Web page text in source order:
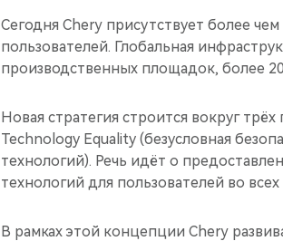
Сегодня Chery присутствует более
пользователей. Глобальная
производственных площадок, более
Новая стратегия строится вокруг
Technology Equality (безусловная
технологий). Речь идёт о
технологий для пользователей во всех
В рамках этой концепции Chery